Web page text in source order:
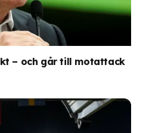
– och går till motattack